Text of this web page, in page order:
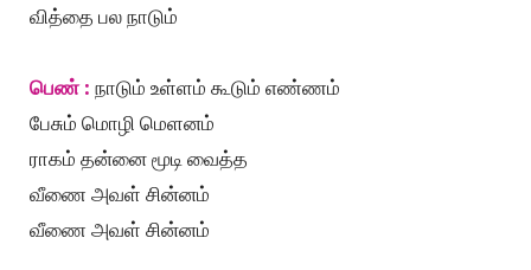
வித்தை பல நாடும்
பெண் : நாடும் உள்ளம் கூடும் எண்ணம்
பேசும் மொழி மெளனம்
ராகம் தன்னை மூடி வைத்த
வீணை அவள் சின்னம்
வீணை அவள் சின்னம்